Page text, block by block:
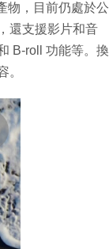
物，目前仍處於公
還支援影片和音
B-roll 功能等。換
。